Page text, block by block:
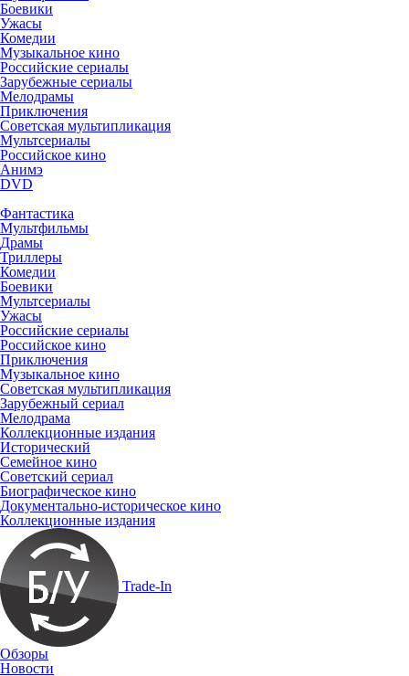
Боевики
Ужасы
Комедии
Музыкальное кино
Российские сериалы
Зарубежные сериалы
Мелодрамы
Приключения
Советская мультипликация
Мультсериалы
Российское кино
Анимэ
DVD
Фантастика
Мультфильмы
Драмы
Триллеры
Комедии
Боевики
Мультсериалы
Ужасы
Российские сериалы
Российское кино
Приключения
Музыкальное кино
Советская мультипликация
Зарубежный сериал
Мелодрама
Коллекционные издания
Исторический
Семейное кино
Советский сериал
Биографическое кино
Документально-историческое кино
Коллекционные издания
Trade-In
Обзоры
Новости